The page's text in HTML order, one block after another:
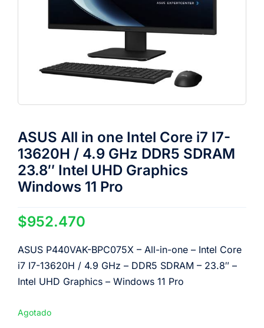
ASUS All in one Intel Core i7 I7-
13620H / 4.9 GHz DDR5 SDRAM
23.8″ Intel UHD Graphics
Windows 11 Pro
$952.470
ASUS P440VAK-BPC075X – All-in-one – Intel Core
i7 I7-13620H / 4.9 GHz – DDR5 SDRAM – 23.8″ –
Intel UHD Graphics – Windows 11 Pro
Agotado